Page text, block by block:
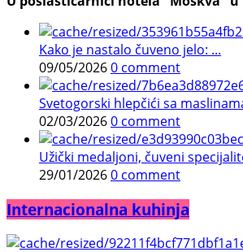
Kako je nastalo čuveno jelo: ...
09/05/20260 comment
Svetogorski hlepčići sa
02/03/20260 comment
Užički medaljoni, čuveni
29/01/20260 comment
Internacionalna kuhinja